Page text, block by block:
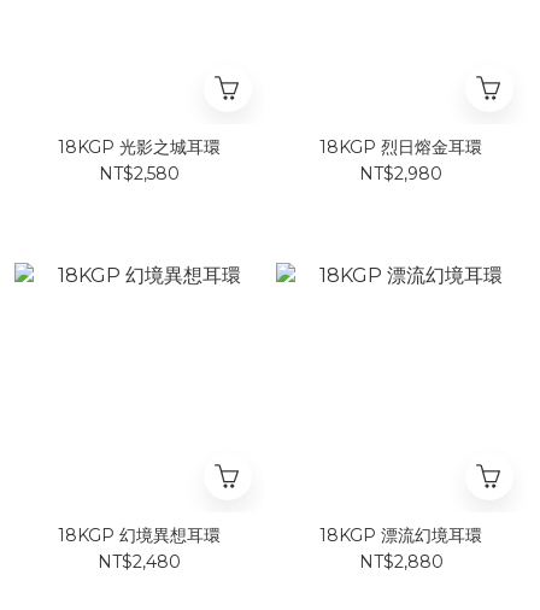
18KGP 光影之城耳環
NT$2,580
18KGP 烈日熔金耳環
NT$2,980
18KGP 幻境異想耳環
NT$2,480
18KGP 漂流幻境耳環
NT$2,880